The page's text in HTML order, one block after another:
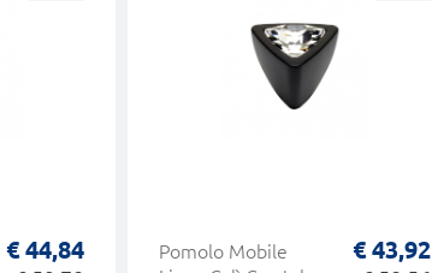
€ 44,84
Pomolo Mobile
€ 43,92